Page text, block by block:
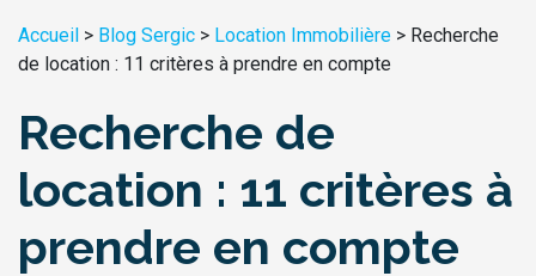
Accueil > Blog Sergic > Location Immobilière > Recherche
de location : 11 critères à prendre en compte
Recherche de
location : 11 critères à
prendre en compte